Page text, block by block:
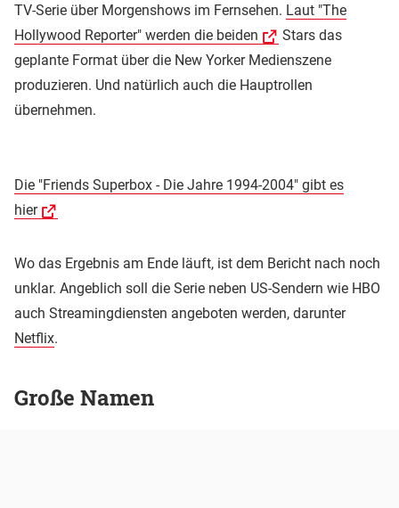
TV-Serie über Morgenshows im Fernsehen. Laut "The
Hollywood Reporter" werden die beiden
Stars das
geplante Format über die New Yorker Medienszene
produzieren. Und natürlich auch die Hauptrollen
übernehmen.
Die "Friends Superbox - Die Jahre 1994-2004" gibt es
hier
Wo das Ergebnis am Ende läuft, ist dem Bericht nach noch
unklar. Angeblich soll die Serie neben US-Sendern wie HBO
auch Streamingdiensten angeboten werden, darunter
Netflix.
Große Namen